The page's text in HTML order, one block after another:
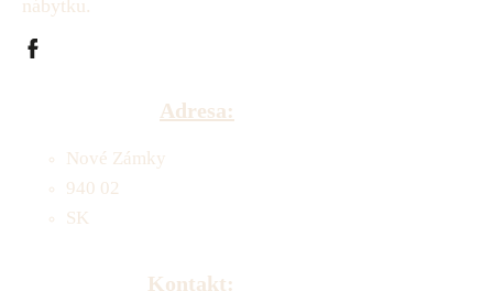
nábytku.
Adresa:
Nové Zámky
940 02
SK
Kontakt: